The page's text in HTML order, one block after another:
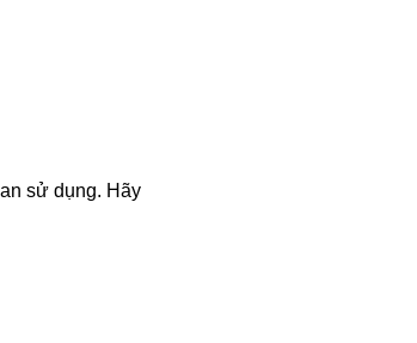
sử dụng. Hãy